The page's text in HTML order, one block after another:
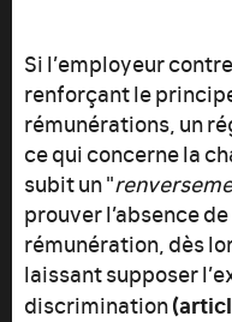
Si l’employeur
renforçant le
rémunérations, un
ce qui concerne la
subit un "
prouver l’absence
rémunération, dès
laissant supposer
discrimination